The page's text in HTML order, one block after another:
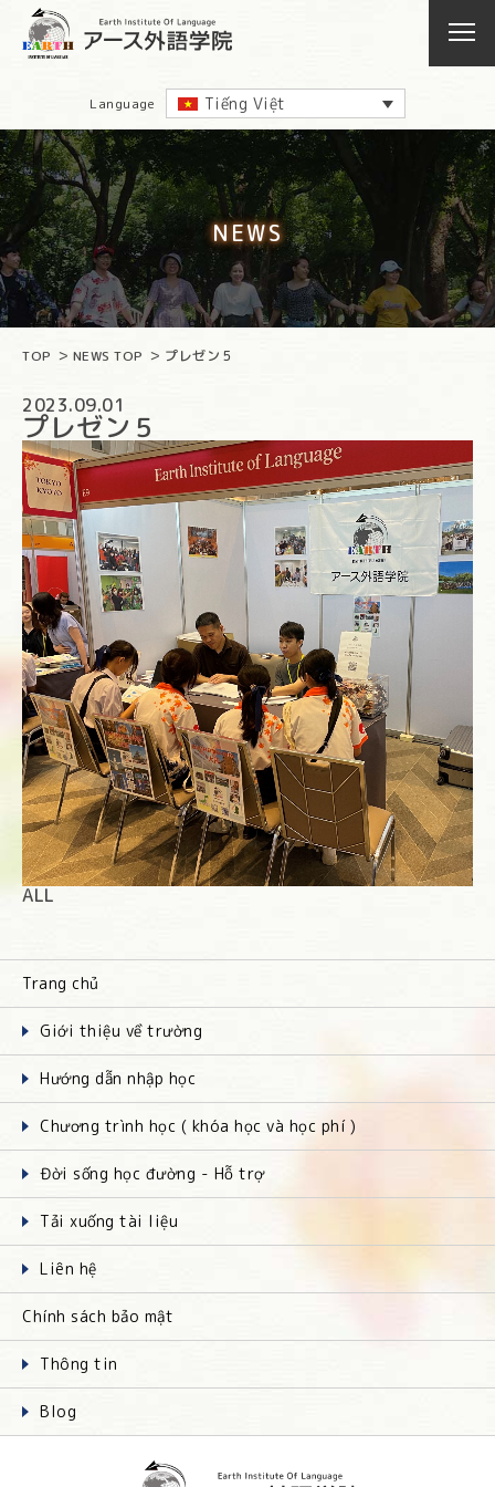
Language Tiếng Việt
NEWS
TOP NEWS TOP プレゼン５
2023.09.01
プレゼン５
ALL
Trang chủ
Giới thiệu về trường
Hướng dẫn nhập học
Chương trình học ( khóa học và học phí )
Đời sống học đường - Hỗ trợ
Tải xuống tài liệu
Liên hệ
Chính sách bảo mật
Thông tin
Blog